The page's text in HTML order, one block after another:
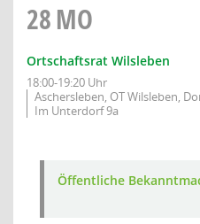
28MO
Ortschaftsrat Wilsleben
18:00-19:20 Uhr
Aschersleben, OT Wilsleben,
Im Unterdorf 9a
Öffentliche